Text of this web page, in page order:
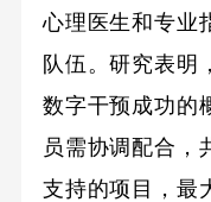
心理医生和专业
队伍。研究表明
数字干预成功的
员需协调配合，
支持的项目，最